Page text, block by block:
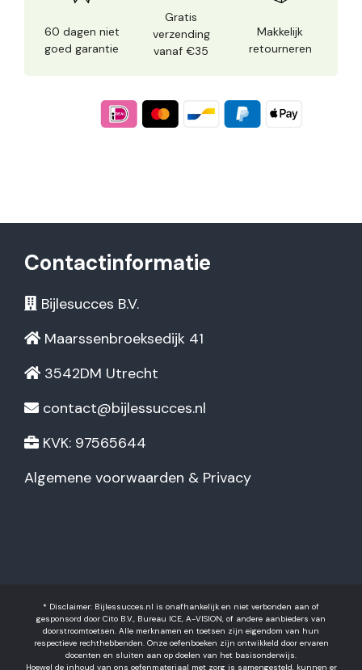
60 dagen niet
goed garantie
Gratis
verzending
vanaf €35
Makkelijk
retourneren
Contactinformatie
Bijlesucces B.V.
Maarssenbroeksedijk 41
3542DM Utrecht
contact@bijlessucces.nl
KVK: 97565644
Algemene voorwaarden & Privacy
* Disclaimer: Bijlessucces.nl is onafhankelijk en niet verbonden aan of
gesponsord door Cito B.V., Bureau ICE, A-VISION, of andere aanbieders van
doorstroomtoetsen. Alle merknamen en toetsen zijn eigendom van hun
respectieve rechthebbenden. Onze oefenboeken zijn ontwikkeld door ervaren
docenten en sluiten aan op doelen van het basisonderwijs.
Hoewel de inhoud van ons oefenmateriaal met zorg is samengesteld, kunnen er